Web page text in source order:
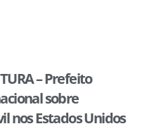
– Prefeito
sobre
nos Estados Unidos